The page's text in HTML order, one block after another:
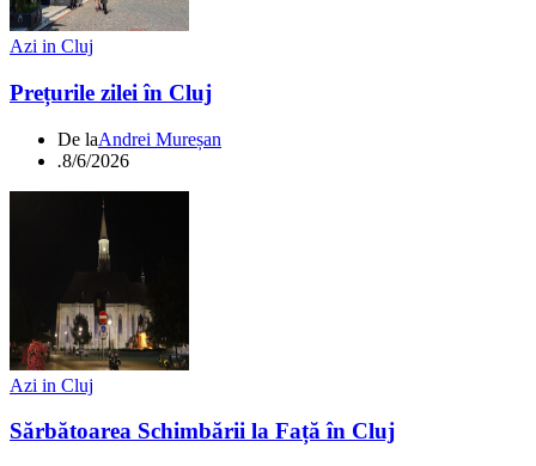
Azi in Cluj
Prețurile zilei în Cluj
De laAndrei Mureșan
.8/6/2026
Azi in Cluj
Sărbătoarea Schimbării la Față în Cluj